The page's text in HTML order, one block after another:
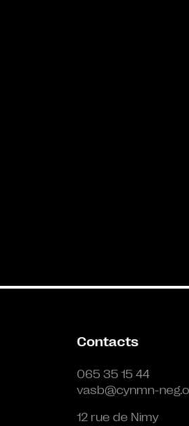
Contacts
065 35 15 44
vasb@cynmn-
12 rue de Nimy